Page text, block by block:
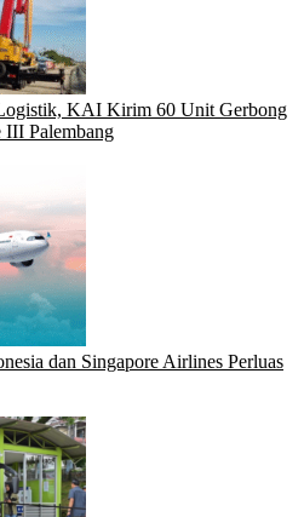
KAI Kirim 60 Unit Gerbong
Palembang
dan Singapore Airlines Perluas